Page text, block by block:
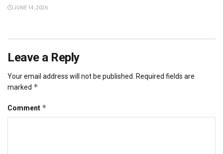
JUNE 14, 2026
Leave a Reply
Your email address will not be published.
Required fields are
marked *
Comment *